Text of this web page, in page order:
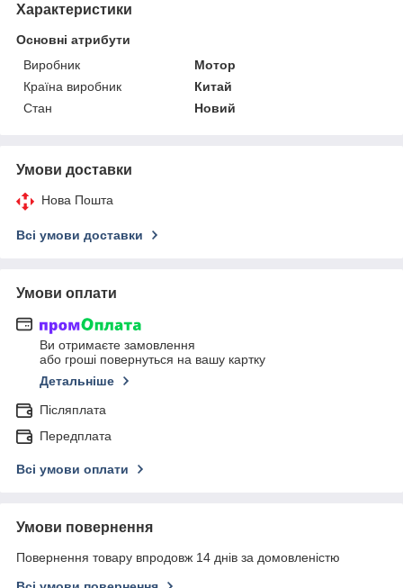
Характеристики
Основні атрибути
Виробник
Мотор
Країна виробник
Китай
Стан
Новий
Умови доставки
Нова Пошта
Всі умови доставки
Умови оплати
Ви отримаєте замовлення
або гроші повернуться на вашу картку
Детальніше
Післяплата
Передплата
Всі умови оплати
Умови повернення
Повернення товару впродовж 14 днів за домовленістю